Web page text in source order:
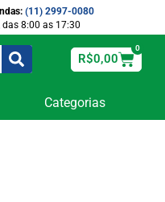
(11) 2997-0080
das 8:00 as 17:30
R$0,00
0
Categorias